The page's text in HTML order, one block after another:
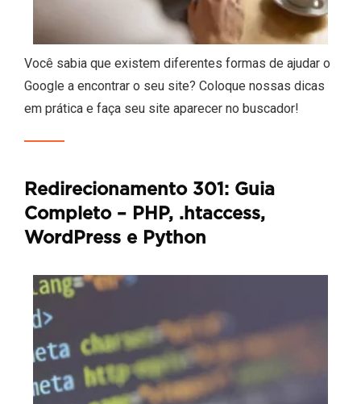
Você sabia que existem diferentes formas de ajudar o
Google a encontrar o seu site? Coloque nossas dicas
em prática e faça seu site aparecer no buscador!
Redirecionamento 301: Guia
Completo – PHP, .htaccess,
WordPress e Python